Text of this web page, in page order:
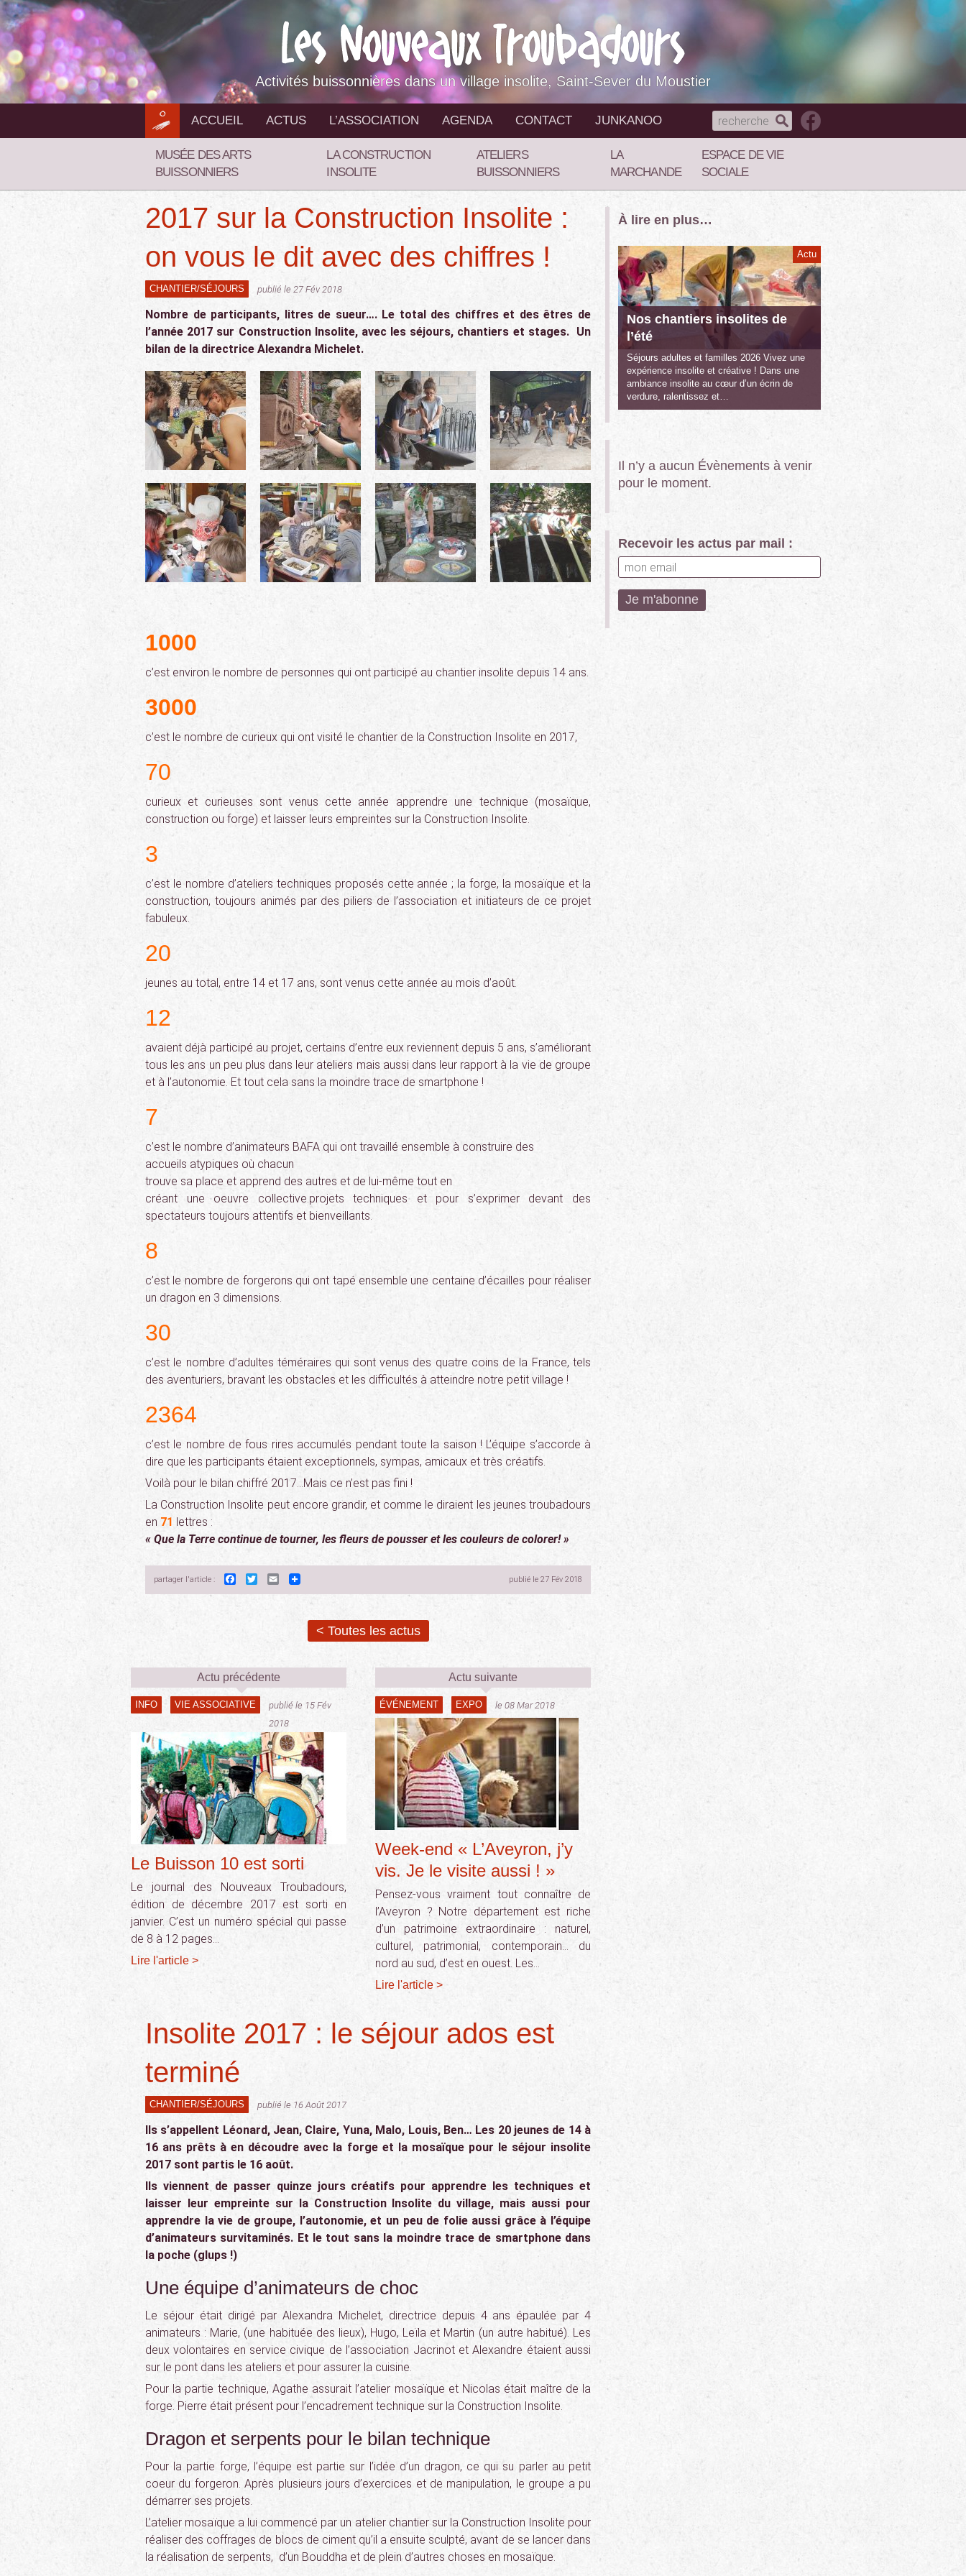
Aller
au
contenu
Activités buissonnières dans un village insolite, Saint-Sever du Moustier
ACCUEIL ACTUS L’ASSOCIATION AGENDA CONTACT JUNKANOO
MUSÉE DES ARTS
BUISSONNIERS
LA CONSTRUCTION
INSOLITE
ATELIERS
BUISSONNIERS
LA
MARCHANDE
ESPACE DE VIE
SOCIALE
2017 sur la Construction Insolite :
on vous le dit avec des chiffres !
CHANTIER/SÉJOURS publié le 27 Fév 2018
Nombre de participants, litres de sueur…. Le total des chiffres et des êtres de
l’année 2017 sur Construction Insolite, avec les séjours, chantiers et stages. Un
bilan de la directrice Alexandra Michelet.
1000
c’est environ le nombre de personnes qui ont participé au chantier insolite depuis 14 ans.
3000
c’est le nombre de curieux qui ont visité le chantier de la Construction Insolite en 2017,
70
curieux et curieuses sont venus cette année apprendre une technique (mosaïque,
construction ou forge) et laisser leurs empreintes sur la Construction Insolite.
3
c’est le nombre d’ateliers techniques proposés cette année ; la forge, la mosaïque et la
construction, toujours animés par des piliers de l’association et initiateurs de ce projet
fabuleux.
20
jeunes au total, entre 14 et 17 ans, sont venus cette année au mois d’août.
12
avaient déjà participé au projet, certains d’entre eux reviennent depuis 5 ans, s’améliorant
tous les ans un peu plus dans leur ateliers mais aussi dans leur rapport à la vie de groupe
et à l’autonomie. Et tout cela sans la moindre trace de smartphone !
7
c’est le nombre d’animateurs BAFA qui ont travaillé ensemble à construire des
accueils atypiques où chacun
trouve sa place et apprend des autres et de lui-même tout en
créant une oeuvre collective.projets techniques et pour s’exprimer devant des
spectateurs toujours attentifs et bienveillants.
8
c’est le nombre de forgerons qui ont tapé ensemble une centaine d’écailles pour réaliser
un dragon en 3 dimensions.
30
c’est le nombre d’adultes téméraires qui sont venus des quatre coins de la France, tels
des aventuriers, bravant les obstacles et les difficultés à atteindre notre petit village !
2364
c’est le nombre de fous rires accumulés pendant toute la saison ! L’équipe s’accorde à
dire que les participants étaient exceptionnels, sympas, amicaux et très créatifs.
Voilà pour le bilan chiffré 2017…Mais ce n’est pas fini !
La Construction Insolite peut encore grandir, et comme le diraient les jeunes troubadours
en 71 lettres :
« Que la Terre continue de tourner, les fleurs de pousser et les couleurs de colorer! »
partager l'article : Facebook
TwitterEmail publié le 27 Fév 2018
< Toutes les actus
Actu précédente
INFO VIE ASSOCIATIVE
publié le 15 Fév
2018
Le Buisson 10 est sorti
Le journal des Nouveaux Troubadours,
édition de décembre 2017 est sorti en
janvier. C’est un numéro spécial qui passe
de 8 à 12 pages…
Lire l'article >
Actu suivante
ÉVÉNEMENT EXPO le 08 Mar 2018
Week-end « L’Aveyron, j’y
vis. Je le visite aussi ! »
Pensez-vous vraiment tout connaître de
l’Aveyron ? Notre département est riche
d’un patrimoine extraordinaire : naturel,
culturel, patrimonial, contemporain… du
nord au sud, d’est en ouest. Les…
Lire l'article >
Insolite 2017 : le séjour ados est
terminé
CHANTIER/SÉJOURS publié le 16 Août 2017
Ils s’appellent Léonard, Jean, Claire, Yuna, Malo, Louis, Ben… Les 20 jeunes de 14 à
16 ans prêts à en découdre avec la forge et la mosaïque pour le séjour insolite
2017 sont partis le 16 août.
Ils viennent de passer quinze jours créatifs pour apprendre les techniques et
laisser leur empreinte sur la Construction Insolite du village, mais aussi pour
apprendre la vie de groupe, l’autonomie, et un peu de folie aussi grâce à l’équipe
d’animateurs survitaminés. Et le tout sans la moindre trace de smartphone dans
la poche (glups !)
Une équipe d’animateurs de choc
Le séjour était dirigé par Alexandra Michelet, directrice depuis 4 ans épaulée par 4
animateurs : Marie, (une habituée des lieux), Hugo, Leïla et Martin (un autre habitué). Les
deux volontaires en service civique de l’association Jacrinot et Alexandre étaient aussi
sur le pont dans les ateliers et pour assurer la cuisine.
Pour la partie technique, Agathe assurait l’atelier mosaïque et Nicolas était maître de la
forge. Pierre était présent pour l’encadrement technique sur la Construction Insolite.
Dragon et serpents pour le bilan technique
Pour la partie forge, l’équipe est partie sur l’idée d’un dragon, ce qui su parler au petit
coeur du forgeron. Après plusieurs jours d’exercices et de manipulation, le groupe a pu
démarrer ses projets.
L’atelier mosaïque a lui commencé par un atelier chantier sur la Construction Insolite pour
réaliser des coffrages de blocs de ciment qu’il a ensuite sculpté, avant de se lancer dans
la réalisation de serpents, d’un Bouddha et de plein d’autres choses en mosaïque.
À lire en plus…
Actu
Nos chantiers insolites de
l’été
Séjours adultes et familles 2026 Vivez une
expérience insolite et créative ! Dans une
ambiance insolite au cœur d’un écrin de
verdure, ralentissez et…
Il n’y a aucun Évènements à venir
pour le moment.
Recevoir les actus par mail :